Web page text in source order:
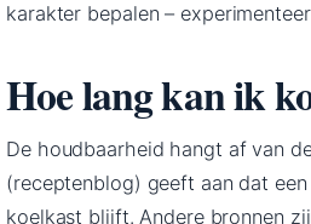
karakter bepalen –
Hoe lang kan ik
De houdbaarheid hangt af van
(receptenblog) geeft aan dat
koelkast blijft. Andere bronnen